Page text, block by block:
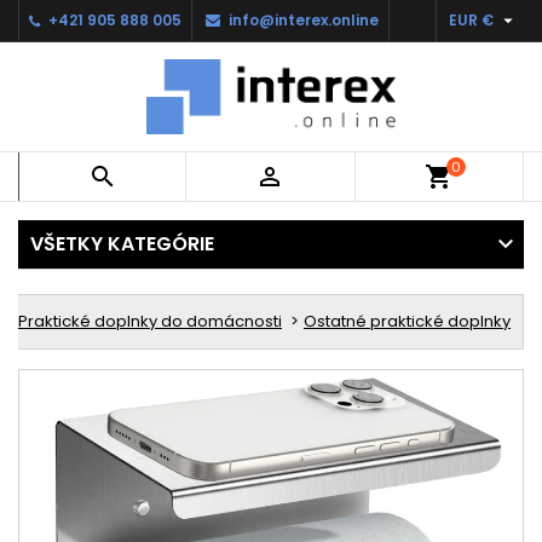
+421 905 888 005 info@interex.online EUR € 
  shopping_cart0
VŠETKY KATEGÓRIE
Praktické doplnky do domácnosti Ostatné praktické doplnky